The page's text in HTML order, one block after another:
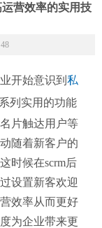
营效率的实用技
48
开始意识到 私
列实用的功能
片触达用户等
随着新客户的
时候在scrm后
设置新客欢迎
效率从而更好
为企业带来更